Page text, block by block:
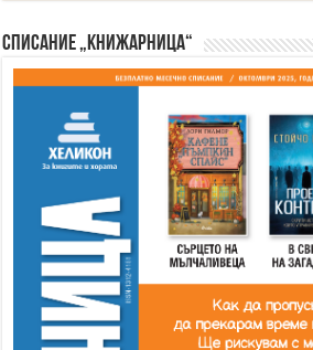
Списание „Книжарница“